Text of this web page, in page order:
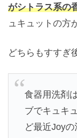
がシトラス系の
ュキュットの方
どちらもすすぎ
食器用洗剤
ブでキュキ
ど最近Joy